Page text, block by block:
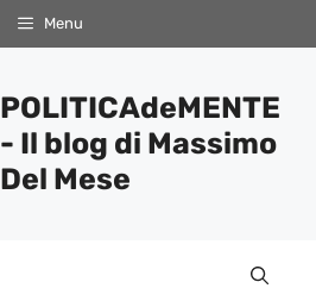
Menu
POLITICAdeMENTE
- Il blog di Massimo
Del Mese